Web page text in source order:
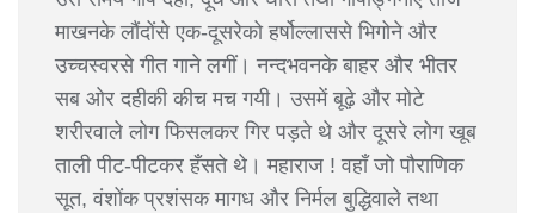
माखनके लौंदोंसे एक-दूसरेको हर्षोल्लाससे भिगोने और
उच्चस्वरसे गीत गाने लगीं। नन्दभवनके बाहर और भीतर
सब ओर दहीकी कीच मच गयी। उसमें बूढ़े और मोटे
शरीरवाले लोग फिसलकर गिर पड़ते थे और दूसरे लोग खूब
ताली पीट-पीटकर हँसते थे। महाराज ! वहाँ जो पौराणिक
सूत, वंशोंक प्रशंसक मागध और निर्मल बुद्धिवाले तथा